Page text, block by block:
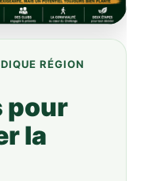
RÉGION
pour
la